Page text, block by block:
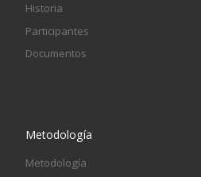
Historia
Participantes
Documentos
Metodología
Metodología